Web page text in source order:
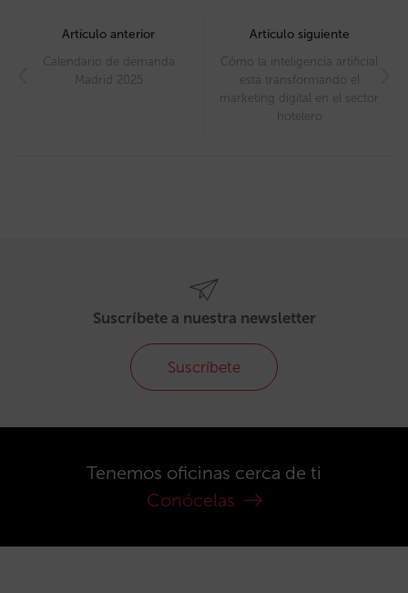
navigation
Artículo anterior
Calendario de demanda
Madrid 2025
Artículo siguiente
Cómo la inteligencia artificial
está transformando el
marketing digital en el sector
hotelero
Suscríbete a nuestra newsletter
Suscríbete
Tenemos oficinas cerca de ti
Conócelas